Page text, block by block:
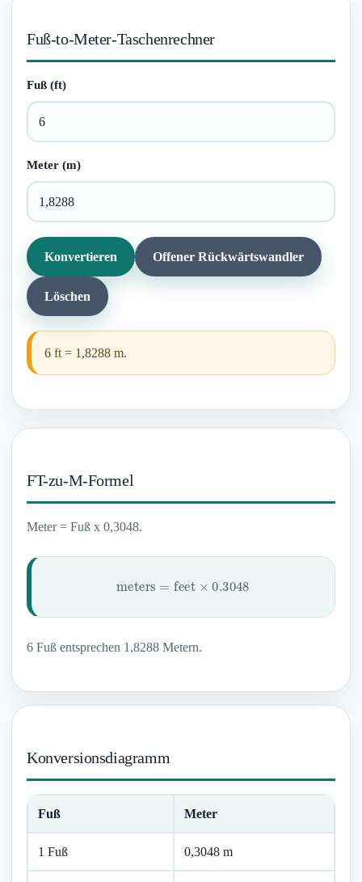
Fuß-to-Meter-Taschenrechner
Fuß (ft)
Meter (m)
Konvertieren Offener Rückwärtswandler
Löschen
6 ft = 1,8288 m.
FT-zu-M-Formel
Meter = Fuß x 0,3048.
meters feet×0.3048
6 Fuß entsprechen 1,8288 Metern.
Konversionsdiagramm
Fuß Meter
1 Fuß 0,3048 m